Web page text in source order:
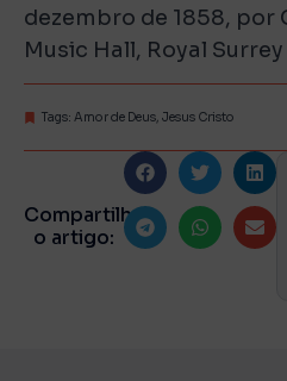
dezembro de 1858, por
Music Hall, Royal
Tags: Amor de Deus, Jesus Cristo
Compartilhe
o artigo: